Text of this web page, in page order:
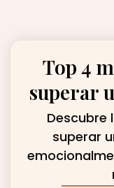
Top 4
superar
Descubre
superar